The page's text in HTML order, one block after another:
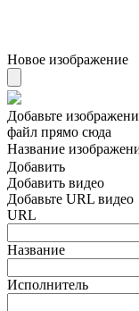
Новое изображение
Добавьте
файл прямо сюда
Название
Добавить
Добавить видео
Добавьте URL видео
URL
Название
Исполнитель